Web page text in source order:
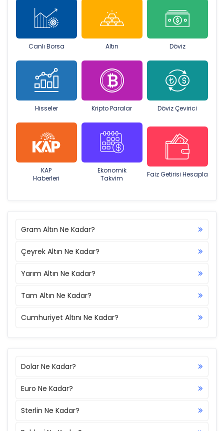
Canlı Borsa Altın Döviz
Hisseler Kripto Paralar Döviz Çevirici
KAP
Haberleri
Ekonomik
Takvim
Faiz Getirisi Hesapla
Gram Altın Ne Kadar?
Çeyrek Altın Ne Kadar?
Yarım Altın Ne Kadar?
Tam Altın Ne Kadar?
Cumhuriyet Altını Ne Kadar?
Dolar Ne Kadar?
Euro Ne Kadar?
Sterlin Ne Kadar?